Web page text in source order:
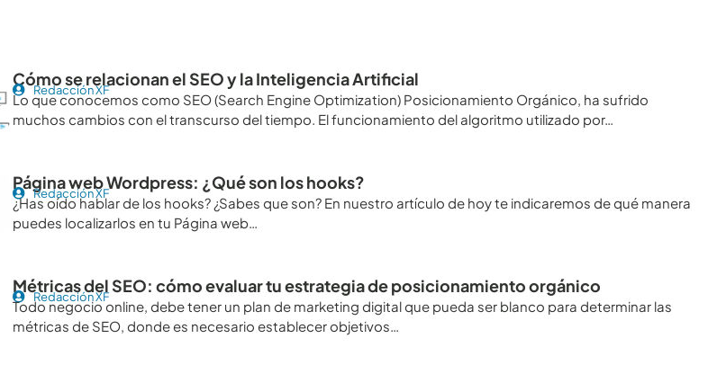
Cómo se relacionan el SEO y la Inteligencia Artificial
Redacción XF
Lo que conocemos como SEO (Search Engine Optimization) Posicionamiento Orgánico, ha sufrido
muchos cambios con el transcurso del tiempo. El funcionamiento del algoritmo utilizado por…
Página web Wordpress: ¿Qué son los hooks?
Redacción XF
¿Has oído hablar de los hooks? ¿Sabes que son? En nuestro artículo de hoy te indicaremos de qué manera
puedes localizarlos en tu Página web…
Métricas del SEO: cómo evaluar tu estrategia de posicionamiento orgánico
Redacción XF
Todo negocio online, debe tener un plan de marketing digital que pueda ser blanco para determinar las
métricas de SEO, donde es necesario establecer objetivos…